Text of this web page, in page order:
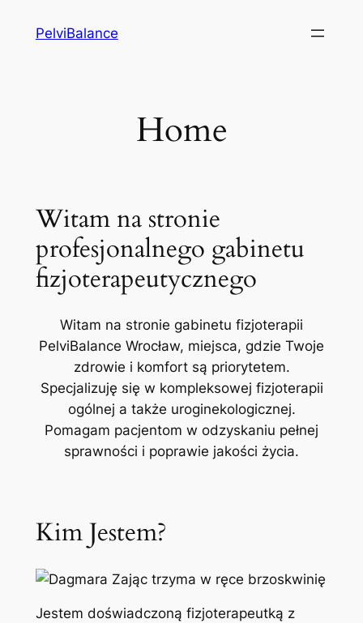
PelviBalance
Home
Witam na stronie
profesjonalnego gabinetu
fizjoterapeutycznego
Witam na stronie gabinetu fizjoterapii
PelviBalance Wrocław, miejsca, gdzie Twoje
zdrowie i komfort są priorytetem.
Specjalizuję się w kompleksowej fizjoterapii
ogólnej a także uroginekologicznej.
Pomagam pacjentom w odzyskaniu pełnej
sprawności i poprawie jakości życia.
Kim Jestem?
Jestem doświadczoną fizjoterapeutką z